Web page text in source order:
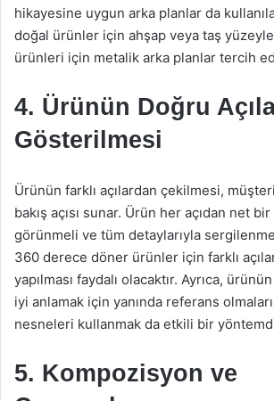
hikayesine uygun arka planlar da
doğal ürünler için ahşap veya taş
ürünleri için metalik arka planlar tercih
4. Ürünün Doğru
Gösterilmesi
Ürünün farklı açılardan çekilmesi,
bakış açısı sunar. Ürün her açıdan net
görünmeli ve tüm detaylarıyla
360 derece döner ürünler için farklı
yapılması faydalı olacaktır. Ayrıca,
iyi anlamak için yanında referans
nesneleri kullanmak da etkili bir
5. Kompozisyon ve